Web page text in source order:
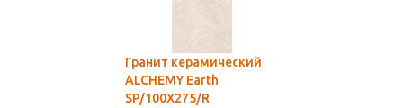
Гранит керамический
ALCHEMY Earth
SP/100X275/R